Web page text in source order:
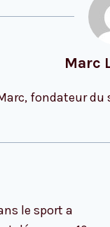
Marc
fondateur du
le sport a